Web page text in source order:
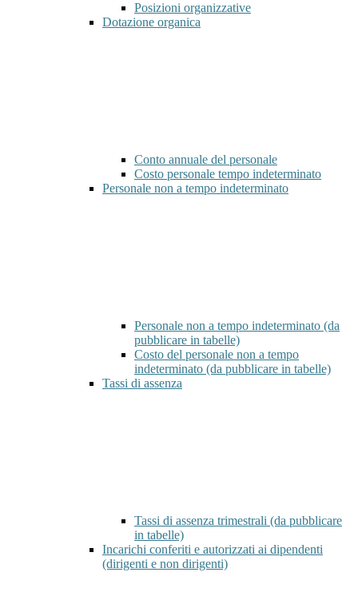
Posizioni organizzative
Dotazione organica
Conto annuale del personale
Costo personale tempo indeterminato
Personale non a tempo indeterminato
Personale non a tempo indeterminato (da
pubblicare in tabelle)
Costo del personale non a tempo
indeterminato (da pubblicare in tabelle)
Tassi di assenza
Tassi di assenza trimestrali (da pubblicare
in tabelle)
Incarichi conferiti e autorizzati ai dipendenti
(dirigenti e non dirigenti)